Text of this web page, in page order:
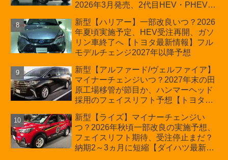
2026年3月発売、2代目HEV・PHEVは
新型【ハリアー】一部改良いつ？2026
年夏頃実施予定、HEV受注再開、ガソ
リン車終了へ【トヨタ最新情報】フル
モデルチェンジ2027年以降予想
新型【アルファード/ヴェルファイア】
マイナーチェンジいつ？2027年末の田
原工場移管が節目か、ハンマーヘッド
採用のフェイスリフト予想【トヨタ最
費税込価格559万9000円から
新型【ライズ】マイナーチェンジい
つ？2026年秋頃一部改良の実施予想、
フェイスリフト期待、受注停止まだ？
納期2～3ヵ月に短縮【ダイハツ最新情